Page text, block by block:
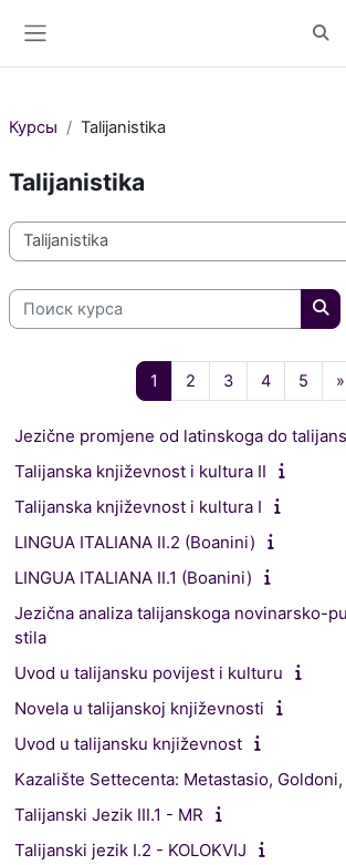
Курсы Talijanistika
Talijanistika
Категории курсов
Поиск курса
1 Страница 1
2 Страница 2
3Страница 3
4Страница
5 »
Jezične promjene od latinskoga do
Talijanska književnost i kultura II
Talijanska književnost i kultura I
LINGUA ITALIANA II.2 (Boanini)
LINGUA ITALIANA II.1 (Boanini)
Jezična analiza talijanskoga novinarsko-
stila
Uvod u talijansku povijest i kulturu
Novela u talijanskoj književnosti
Uvod u talijansku književnost
Kazalište Settecenta: Metastasio,
Talijanski Jezik III.1 - MR
Talijanski jezik I.2 - KOLOKVIJ